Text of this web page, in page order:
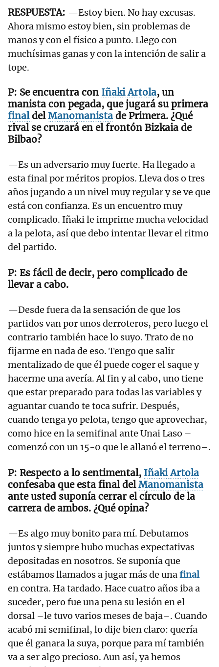
—Estoy bien. No hay excusas.
Ahora mismo estoy bien, sin problemas de
manos y con el físico a punto. Llego con
muchísimas ganas y con la intención de salir a
tope.
Se encuentra con IñakiArtola, un
manista con pegada, que jugará su primera
finaldelManomanista de Primera. ¿Qué
rival se cruzará en el frontón Bizkaia de
Bilbao?
—Es un adversario muy fuerte. Ha llegado a
esta final por méritos propios. Lleva dos o tres
años jugando a un nivel muy regular y se ve que
está con confianza. Es un encuentro muy
complicado. Iñaki le imprime mucha velocidad
a la pelota, así que debo intentar llevar el ritmo
del partido.
Es fácil de decir, pero complicado de
llevar a cabo.
—Desde fuera da la sensación de que los
partidos van por unos derroteros, pero luego el
contrario también hace lo suyo. Trato de no
fijarme en nada de eso. Tengo que salir
mentalizado de que él puede coger el saque y
hacerme una avería. Al fin y al cabo, uno tiene
que estar preparado para todas las variables y
aguantar cuando te toca sufrir. Después,
cuando tenga yo pelota, tengo que aprovechar,
como hice en la semifinal ante Unai Laso –
comenzó con un 15-0 que le allanó el terreno–.
Respecto a lo sentimental, IñakiArtola
confesaba que esta final delManomanista
ante usted suponía cerrar el círculo de la
carrera de ambos. ¿Qué opina?
—Es algo muy bonito para mí. Debutamos
juntos y siempre hubo muchas expectativas
depositadas en nosotros. Se suponía que
estábamos llamados a jugar más de unafinal
en contra. Ha tardado. Hace cuatro años iba a
suceder, pero fue una pena su lesión en el
dorsal –le tuvo varios meses de baja–. Cuando
acabó mi semifinal, lo dije bien claro: quería
que él ganara la suya, porque para mí también
va a ser algo precioso. Aun así, ya hemos